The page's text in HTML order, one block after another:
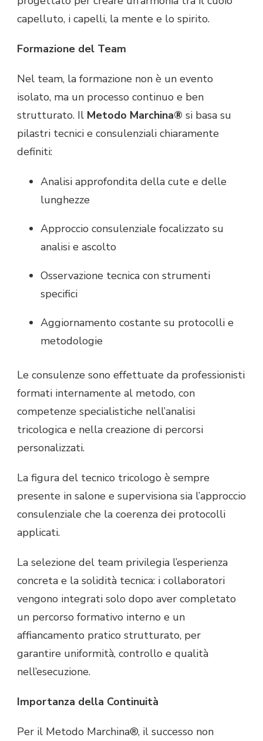
capelluto, i capelli, la mente e lo spirito.
Formazione del Team
Nel team, la formazione non è un evento
isolato, ma un processo continuo e ben
strutturato. Il Metodo Marchina® si basa su
pilastri tecnici e consulenziali chiaramente
definiti:
Analisi approfondita della cute e delle
lunghezze
Approccio consulenziale focalizzato su
analisi e ascolto
Osservazione tecnica con strumenti
specifici
Aggiornamento costante su protocolli e
metodologie
Le consulenze sono effettuate da professionisti
formati internamente al metodo, con
competenze specialistiche nell’analisi
tricologica e nella creazione di percorsi
personalizzati.
La figura del tecnico tricologo è sempre
presente in salone e supervisiona sia l’approccio
consulenziale che la coerenza dei protocolli
applicati.
La selezione del team privilegia l’esperienza
concreta e la solidità tecnica: i collaboratori
vengono integrati solo dopo aver completato
un percorso formativo interno e un
affiancamento pratico strutturato, per
garantire uniformità, controllo e qualità
nell’esecuzione.
Importanza della Continuità
Per il Metodo Marchina®, il successo non